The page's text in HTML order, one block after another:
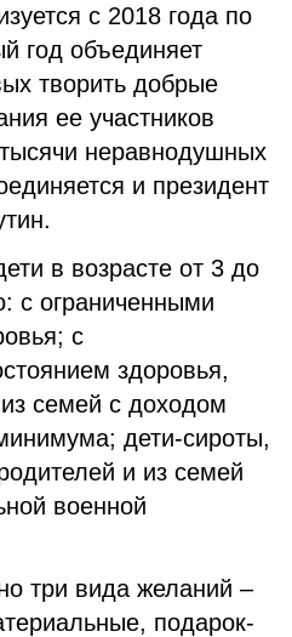
с 2018 года по
год объединяет
творить добрые
ее участников
неравнодушных
и президент
в возрасте от 3 до
с ограниченными
с
здоровья,
семей с доходом
дети-сироты,
и из семей
военной
три вида желаний –
подарок-